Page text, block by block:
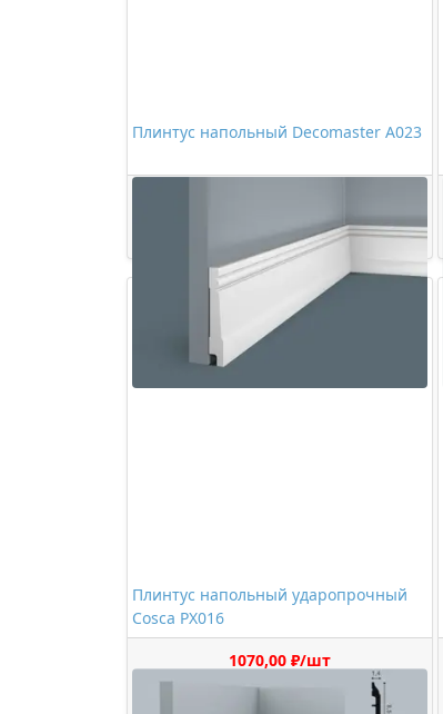
Плинтус напольный Decomaster A023
Купить
Плинтус напольный ударопрочный
Cosca PX016
1070,00 ₽/шт